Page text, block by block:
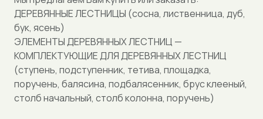
ДЕРЕВЯННЫЕ ЛЕСТНИЦЫ (сосна, лиственница, дуб,
бук, ясень)
ЭЛЕМЕНТЫ ДЕРЕВЯННЫХ ЛЕСТНИЦ —
КОМПЛЕКТУЮЩИЕ ДЛЯ ДЕРЕВЯННЫХ ЛЕСТНИЦ
(ступень, подступенник, тетива, площадка,
поручень, балясина, подбалясенник, брус клееный,
столб начальный, столб колонна, поручень)